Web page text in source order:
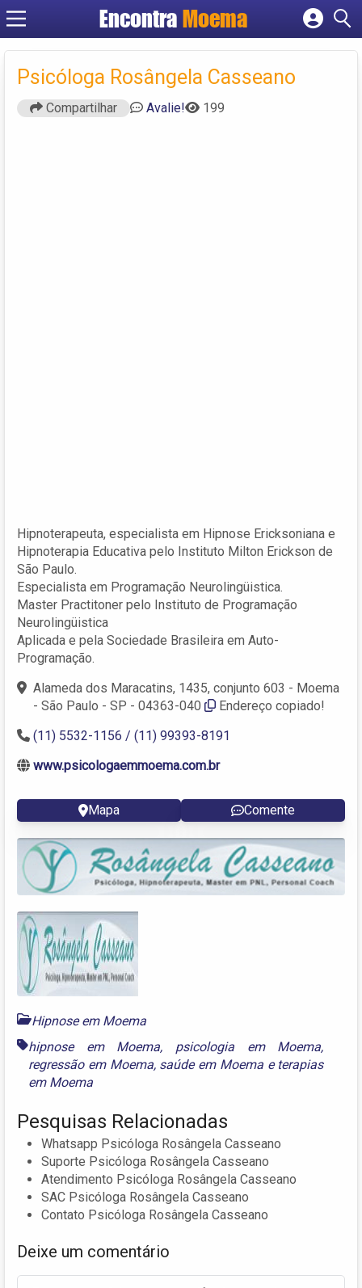
Encontra Moema
Criar conta
Psicóloga Rosângela Casseano
Compartilhar Avalie! 199
Hipnoterapeuta, especialista em Hipnose Ericksoniana e
Hipnoterapia Educativa pelo Instituto Milton Erickson de
São Paulo.
Especialista em Programação Neurolingüistica.
Master Practitoner pelo Instituto de Programação
Neurolingüistica
Aplicada e pela Sociedade Brasileira em Auto-
Programação.
Alameda dos Maracatins, 1435, conjunto 603 - Moema
- São Paulo - SP - 04363-040
Endereço copiado!
(11) 5532-1156 / (11) 99393-8191
www.psicologaemmoema.com.br
Mapa Comente
Hipnose em Moema
hipnose em Moema, psicologia em Moema,
regressão em Moema, saúde em Moemae terapias
em Moema
Pesquisas Relacionadas
Whatsapp Psicóloga Rosângela Casseano
Suporte Psicóloga Rosângela Casseano
Atendimento Psicóloga Rosângela Casseano
SAC Psicóloga Rosângela Casseano
Contato Psicóloga Rosângela Casseano
Deixe um comentário